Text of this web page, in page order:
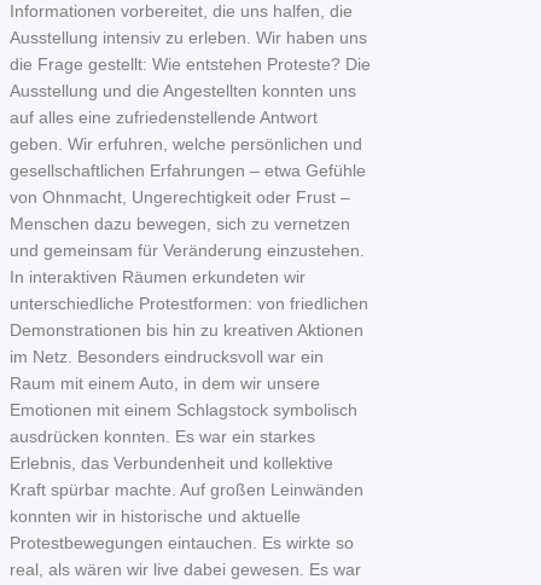
Informationen vorbereitet, die uns halfen, die
Ausstellung intensiv zu erleben. Wir haben uns
die Frage gestellt: Wie entstehen Proteste? Die
Ausstellung und die Angestellten konnten uns
auf alles eine zufriedenstellende Antwort
geben. Wir erfuhren, welche persönlichen und
gesellschaftlichen Erfahrungen – etwa Gefühle
von Ohnmacht, Ungerechtigkeit oder Frust –
Menschen dazu bewegen, sich zu vernetzen
und gemeinsam für Veränderung einzustehen.
In interaktiven Räumen erkundeten wir
unterschiedliche Protestformen: von friedlichen
Demonstrationen bis hin zu kreativen Aktionen
im Netz. Besonders eindrucksvoll war ein
Raum mit einem Auto, in dem wir unsere
Emotionen mit einem Schlagstock symbolisch
ausdrücken konnten. Es war ein starkes
Erlebnis, das Verbundenheit und kollektive
Kraft spürbar machte. Auf großen Leinwänden
konnten wir in historische und aktuelle
Protestbewegungen eintauchen. Es wirkte so
real, als wären wir live dabei gewesen. Es war